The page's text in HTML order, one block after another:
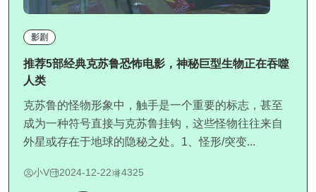
影剧
推荐5部经典克苏鲁恐怖电影，神秘巨型生物正在吞噬
人类
克苏鲁的怪物形象中，触手是一个重要的标志，甚至
成为一种符号直接与克苏鲁挂钩，这些怪物往往来自
外星或存在于地球的隐秘之处。1、怪形/突变...
小V 2024-12-22 4325